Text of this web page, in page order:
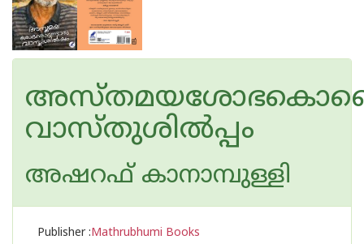
വാസ്തുശില്‍പ്പം
അഷറഫ് കാനാമ്പുള്ളി
Publisher :Mathrubhumi Books